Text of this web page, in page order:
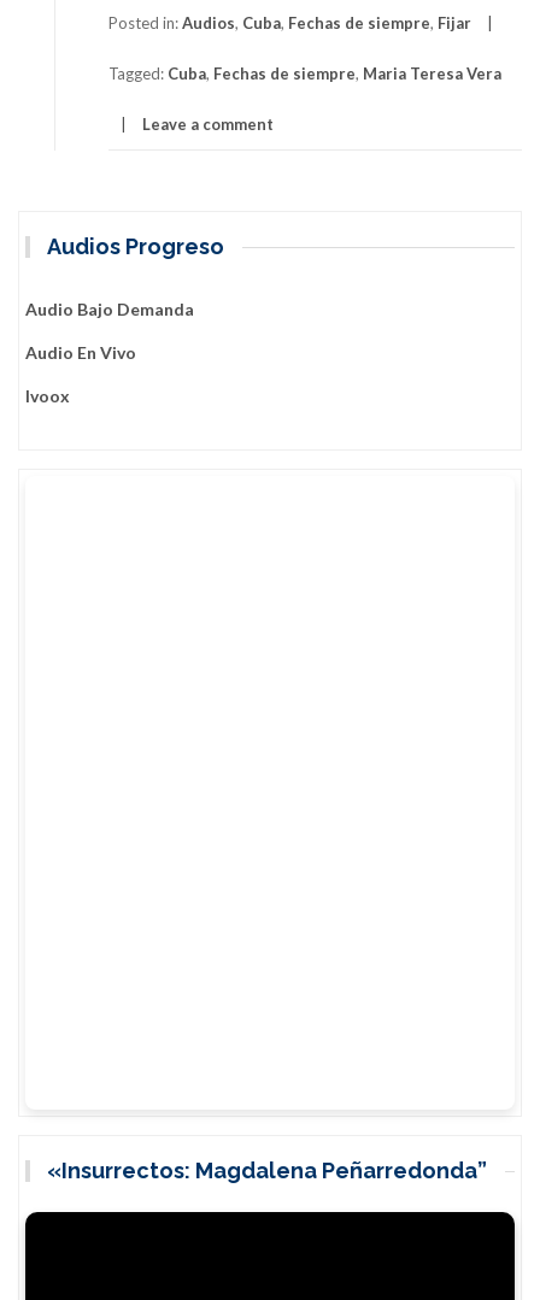
de
María
Vera
Posted in:Audios, Cuba, Fechas de siempre, Fijar
Tagged: Cuba, Fechas de siempre, Maria Teresa Vera
Leave a comment
Audios Progreso
Audio Bajo Demanda
Audio En Vivo
Ivoox
«Insurrectos: Magdalena Peñarredonda”